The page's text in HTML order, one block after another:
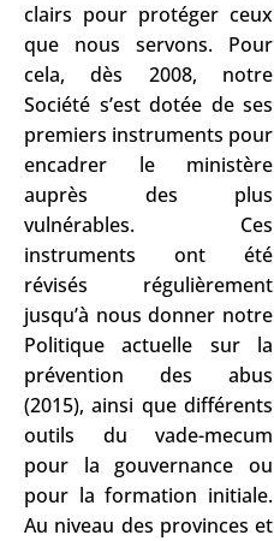
clairs pour protéger ceux
que nous servons. Pour
cela, dès 2008, notre
Société s’est dotée de ses
premiers instruments pour
encadrer le ministère
auprès des plus
vulnérables. Ces
instruments ont été
révisés régulièrement
jusqu’à nous donner notre
Politique actuelle sur la
prévention des abus
(2015), ainsi que différents
outils du vade-mecum
pour la gouvernance ou
pour la formation initiale.
Au niveau des provinces et